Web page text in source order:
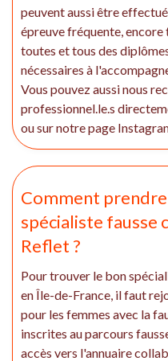
peuvent aussi être
épreuve fréquente,
toutes et tous des
nécessaires à
Vous pouvez aussi nous
professionnel.le.s
ou sur notre page
Comment
spécialiste fausse
Reflet ?
Pour trouver le bon
en Île-de-France, il faut
pour les femmes avec la
inscrites au parcours
accès vers l'annuaire